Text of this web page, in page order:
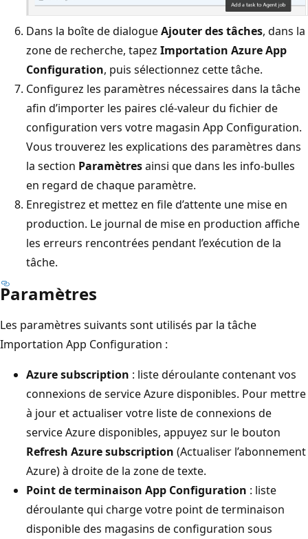
Dans la boîte de dialogueAjouter des tâches, dans la
zone de recherche, tapez Importation Azure App
Configuration, puis sélectionnez cette tâche.
Configurez les paramètres nécessaires dans la tâche
afin d’importer les paires clé-valeur du fichier de
configuration vers votre magasin App Configuration.
Vous trouverez les explications des paramètres dans
la section Paramètresainsi que dans les info-bulles
en regard de chaque paramètre.
Enregistrez et mettez en file d’attente une mise en
production. Le journal de mise en production affiche
les erreurs rencontrées pendant l’exécution de la
tâche.
Paramètres
Les paramètres suivants sont utilisés par la tâche
Importation App Configuration :
Azure subscription : liste déroulante contenant vos
connexions de service Azure disponibles. Pour mettre
à jour et actualiser votre liste de connexions de
service Azure disponibles, appuyez sur le bouton
Refresh Azure subscription (Actualiser l’abonnement
Azure) à droite de la zone de texte.
Point de terminaison App Configuration : liste
déroulante qui charge votre point de terminaison
disponible des magasins de configuration sous